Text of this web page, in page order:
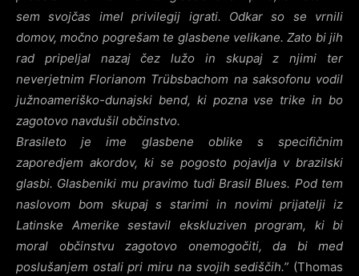
sem svojčas imel privilegij igrati. Odkar so se vrnili
domov, močno pogrešam te glasbene velikane. Zato bi jih
rad pripeljal nazaj čez lužo in skupaj z njimi ter
neverjetnim Florianom Trübsbachom na saksofonu vodil
južnoameriško-dunajski bend, ki pozna vse trike in bo
zagotovo navdušil občinstvo.
Brasileto je ime glasbene oblike s specifičnim
zaporedjem akordov, ki se pogosto pojavlja v brazilski
glasbi. Glasbeniki mu pravimo tudi Brasil Blues. Pod tem
naslovom bom skupaj s starimi in novimi prijatelji iz
Latinske Amerike sestavil ekskluziven program, ki bi
moral občinstvu zagotovo onemogočiti, da bi med
poslušanjem ostali pri miru na svojih sediščih.” (Thomas